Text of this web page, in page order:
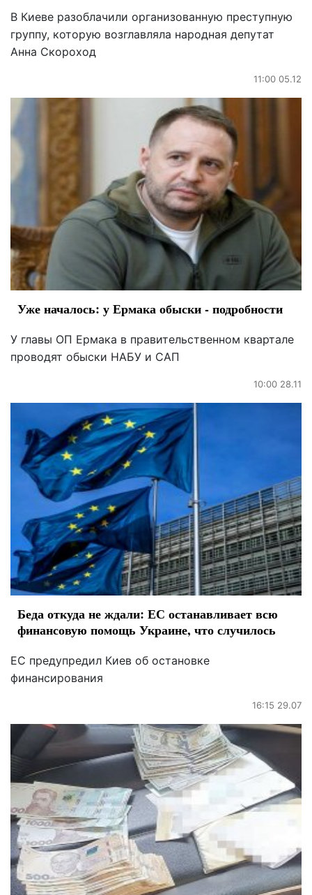
В Киеве разоблачили организованную преступную
группу, которую возглавляла народная депутат
Анна Скороход
11:00 05.12
Уже началось: у Ермака обыски - подробности
У главы ОП Ермака в правительственном квартале
проводят обыски НАБУ и САП
10:00 28.11
Беда откуда не ждали: ЕС останавливает всю
финансовую помощь Украине, что случилось
ЕС предупредил Киев об остановке
финансирования
16:15 29.07